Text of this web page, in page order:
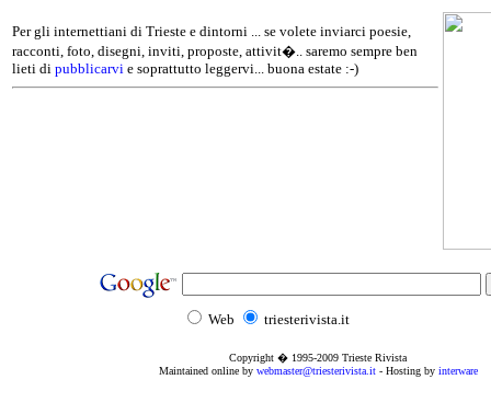
Per gli internettiani di Trieste e dintorni ... se volete inviarci poesie,
racconti, foto, disegni, inviti, proposte, attivit�.. saremo sempre ben
lieti di pubblicarvi e soprattutto leggervi... buona estate :-)
Web triesterivista.it
Copyright � 1995-2009 Trieste Rivista
Maintained online by webmaster@triesterivista.it- Hosting by interware